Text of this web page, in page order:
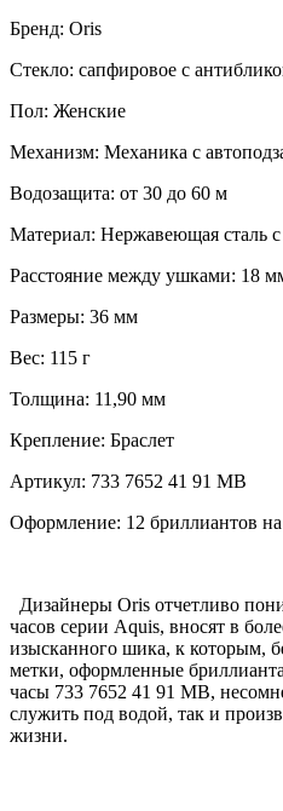
Бренд: Oris
Стекло: сапфировое с
Пол: Женские
Механизм: Механика с
Водозащита: от 30 до 60 м
Материал: Нержавеющая сталь
Расстояние между ушками: 18
Размеры: 36 мм
Вес: 115 г
Толщина: 11,90 мм
Крепление: Браслет
Артикул: 733 7652 41 91 MB
Оформление: 12 бриллиантов
Дизайнеры Oris отчетливо
часов серии Aquis, вносят в
изысканного шика, к которым,
метки, оформленные
часы 733 7652 41 91 MB,
служить под водой, так и
жизни.